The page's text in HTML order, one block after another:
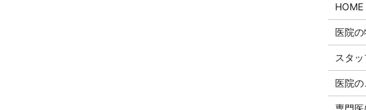
HOME
医院の
スタ
医院